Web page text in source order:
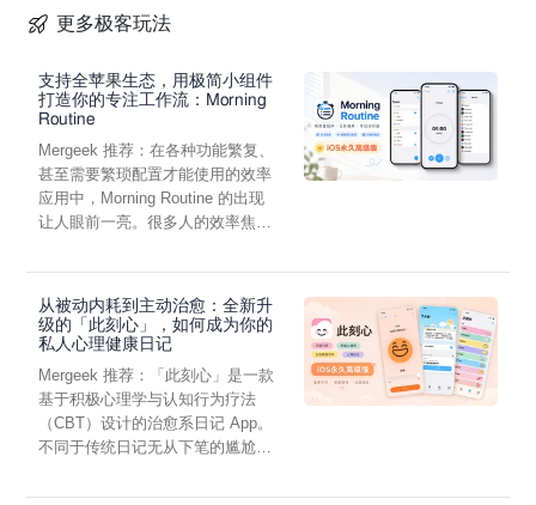
更多极客玩法
支持全苹果生态，用极简小组件
打造你的专注工作流：Morning
Routine
Mergeek 推荐：在各种功能繁复、
甚至需要繁琐配置才能使用的效率
应用中，Morning Routine 的出现
让人眼前一亮。很多人的效率焦
从被动内耗到主动治愈：全新升
级的「此刻心」，如何成为你的
私人心理健康日记
Mergeek 推荐：「此刻心」是一款
基于积极心理学与认知行为疗法
（CBT）设计的治愈系日记 App。
不同于传统日记无从下笔的尴尬，